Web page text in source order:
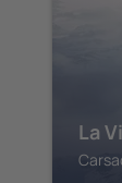
La